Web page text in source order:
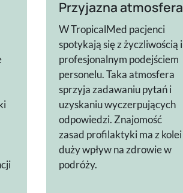
Przyjazna atmosfera
W TropicalMed pacjenci
spotykają się z życzliwością i
profesjonalnym podejściem
personelu. Taka atmosfera
sprzyja zadawaniu pytań i
uzyskaniu wyczerpujących
odpowiedzi. Znajomość
zasad profilaktyki ma z kolei
duży wpływ na zdrowie w
podróży.